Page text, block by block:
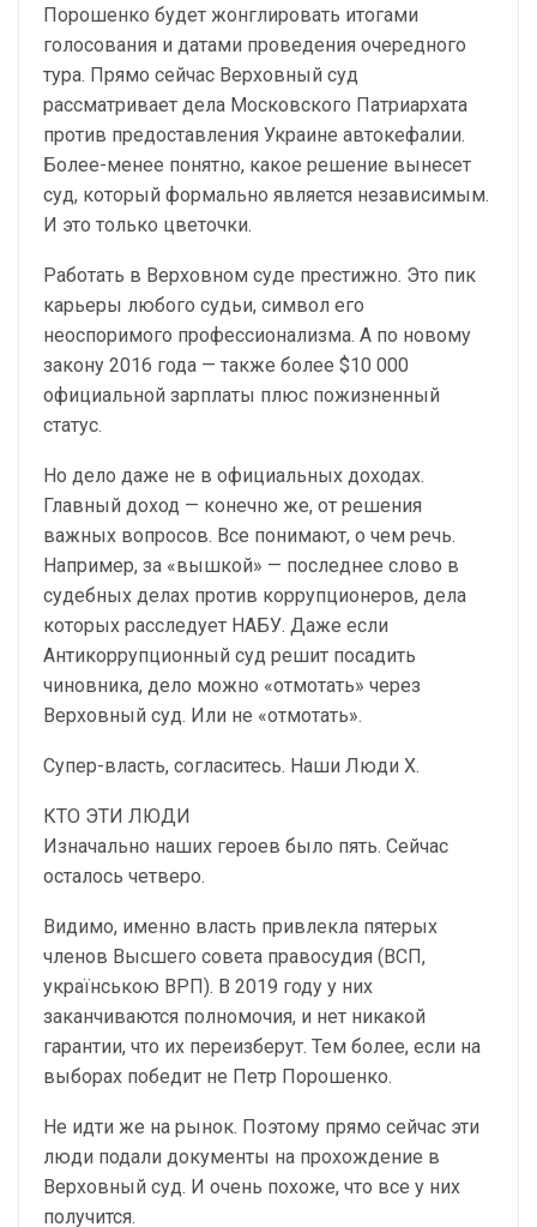
Порошенко будет жонглировать итогами
голосования и датами проведения очередного
тура. Прямо сейчас Верховный суд
рассматривает дела Московского Патриархата
против предоставления Украине автокефалии.
Более-менее понятно, какое решение вынесет
суд, который формально является независимым.
И это только цветочки.
Работать в Верховном суде престижно. Это пик
карьеры любого судьи, символ его
неоспоримого профессионализма. А по новому
закону 2016 года — также более $10 000
официальной зарплаты плюс пожизненный
статус.
Но дело даже не в официальных доходах.
Главный доход — конечно же, от решения
важных вопросов. Все понимают, о чем речь.
Например, за «вышкой» — последнее слово в
судебных делах против коррупционеров, дела
которых расследует НАБУ. Даже если
Антикоррупционный суд решит посадить
чиновника, дело можно «отмотать» через
Верховный суд. Или не «отмотать».
Супер-власть, согласитесь. Наши Люди Х.
КТО ЭТИ ЛЮДИ
Изначально наших героев было пять. Сейчас
осталось четверо.
Видимо, именно власть привлекла пятерых
членов Высшего совета правосудия (ВСП,
українською ВРП). В 2019 году у них
заканчиваются полномочия, и нет никакой
гарантии, что их переизберут. Тем более, если на
выборах победит не Петр Порошенко.
Не идти же на рынок. Поэтому прямо сейчас эти
люди подали документы на прохождение в
Верховный суд. И очень похоже, что все у них
получится.